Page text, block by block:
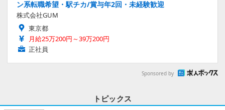
ン系転職希望・駅チカ/賞与年2回・未経験歓迎
株式会社GUM
東京都
月給25万200円～39万200円
正社員
Sponsored by
トピックス